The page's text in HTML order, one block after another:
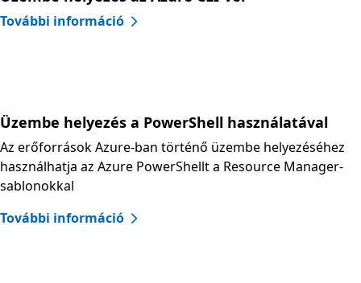
További információ
Üzembe helyezés a PowerShell használatával
Az erőforrások Azure-ban történő üzembe helyezéséhez
használhatja az Azure PowerShellt a Resource Manager-
sablonokkal
További információ